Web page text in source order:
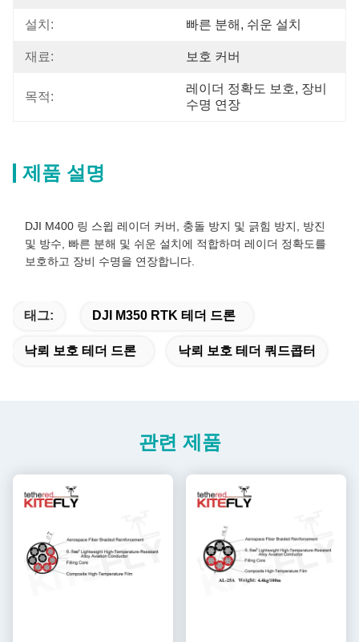
설치: 빠른 분해, 쉬운 설치
재료: 보호 커버
목적:
레이더 정확도 보호, 장비
수명 연장
제품 설명
DJI M400 링 스윕 레이더 커버, 충돌 방지 및 긁힘 방지, 방진
및 방수, 빠른 분해 및 쉬운 설치에 적합하며 레이더 정확도를
보호하고 장비 수명을 연장합니다.
태그: DJI M350 RTK 테더 드론
낙뢰 보호 테더 드론 낙뢰 보호 테더 쿼드콥터
관련 제품